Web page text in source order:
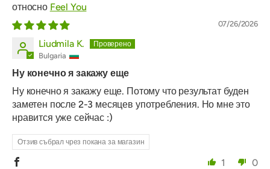
Feel You
07/26/2026
Liudmila K.
Bulgaria
Ну конечно я закажу еще
Ну конечно я закажу еще. Потому что результат буден
заметен после 2-3 месяцев употребления. Но мне это
нравится уже сейчас :)
Отзив събрал чрез покана за магазин
1
0